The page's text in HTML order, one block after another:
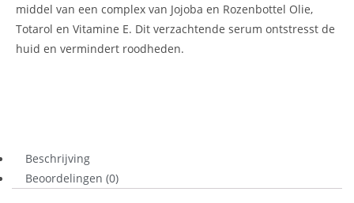
middel van een complex van Jojoba en Rozenbottel Olie,
Totarol en Vitamine E. Dit verzachtende serum ontstresst de
huid en vermindert roodheden.
Beschrijving
Beoordelingen (0)